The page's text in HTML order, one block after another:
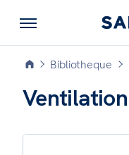
Bibliotheque
Ventilation